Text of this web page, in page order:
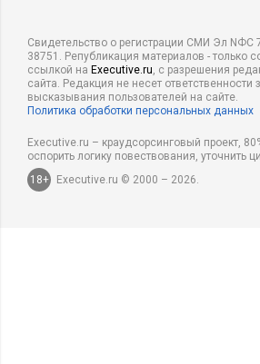
Свидетельство о регистрации СМИ Эл NФС
38751. Републикация материалов - только
ссылкой на Executive.ru, с разрешения
сайта. Редакция не несет ответственности
высказывания пользователей на сайте.
Политика обработки персональных данных
Executive.ru – краудсорсинговый проект,
оспорить логику повествования,
18+
Executive.ru © 2000 – 2026.